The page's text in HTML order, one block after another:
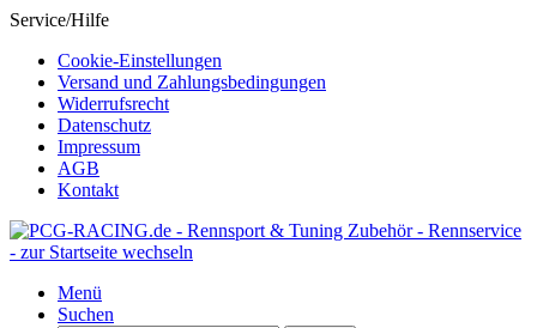
Service/Hilfe
Cookie-Einstellungen
Versand und Zahlungsbedingungen
Widerrufsrecht
Datenschutz
Impressum
AGB
Kontakt
Menü
Suchen